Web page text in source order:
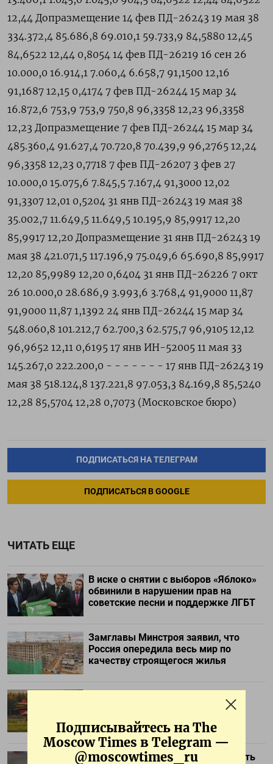
Подписывайтесь на The
Moscow Times в Telegram —
@moscowtimes_ru
ПОДПИСАТЬСЯ НА ТЕЛЕГРАМ
ПОДПИСАТЬСЯ В GOOGLE
ЧИТАТЬ ЕЩЕ
В иске о снятии с выборов «Яблоко»
обвинили в нарушении прав на
советские песни и поддержке ЛГБТ
Замглавы Минстроя заявил, что
Россия опередила весь мир по
качеству строящегося жилья
смогли запустить региональные
авиамаршруты из-за провала
импортозамещения Ан-2
Илон Маск отказался предоставить